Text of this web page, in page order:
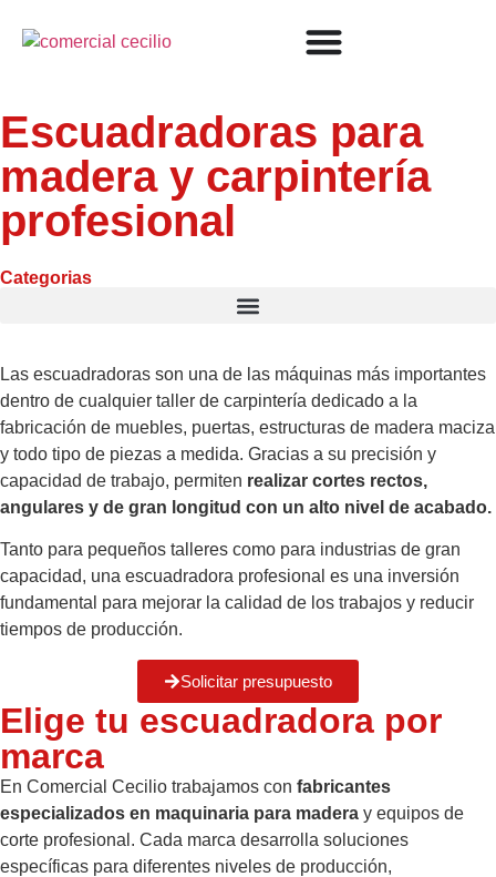
Escuadradoras para
madera y carpintería
profesional
Categorias
Las escuadradoras son una de las máquinas más importantes
dentro de cualquier taller de carpintería dedicado a la
fabricación de muebles, puertas, estructuras de madera maciza
y todo tipo de piezas a medida. Gracias a su precisión y
capacidad de trabajo, permiten realizar cortes rectos,
angulares y de gran longitud con un alto nivel de acabado.
Tanto para pequeños talleres como para industrias de gran
capacidad, una escuadradora profesional es una inversión
fundamental para mejorar la calidad de los trabajos y reducir
tiempos de producción.
Solicitar presupuesto
Elige tu escuadradora por
marca
En Comercial Cecilio trabajamos con fabricantes
especializados en maquinaria para madera y equipos de
corte profesional. Cada marca desarrolla soluciones
específicas para diferentes niveles de producción,